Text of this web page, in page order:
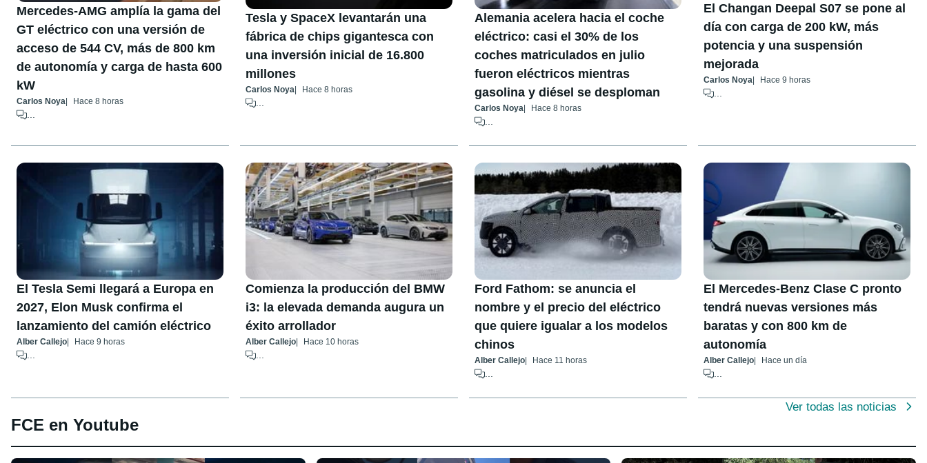
Mercedes-AMG amplía la gama del
GT eléctrico con una versión de
acceso de 544 CV, más de 800 km
de autonomía y carga de hasta 600
kW
Carlos Noya Hace 8 horas
Tesla y SpaceX levantarán una
fábrica de chips gigantesca con
una inversión inicial de 16.800
millones
Carlos Noya Hace 8 horas
...
Alemania acelera hacia el coche
eléctrico: casi el 30% de los
coches matriculados en julio
fueron eléctricos mientras
gasolina y diésel se desploman
Carlos Noya Hace 8 horas
...
El Changan Deepal S07 se pone al
día con carga de 200 kW, más
potencia y una suspensión
mejorada
Carlos Noya Hace 9 horas
El Tesla Semi llegará a Europa en
2027, Elon Musk confirma el
lanzamiento del camión eléctrico
Alber Callejo Hace 9 horas
Comienza la producción del BMW
i3: la elevada demanda augura un
éxito arrollador
Alber Callejo Hace 10 horas
Ford Fathom: se anuncia el
nombre y el precio del eléctrico
que quiere igualar a los modelos
chinos
Alber Callejo Hace 11 horas
El Mercedes-Benz Clase C pronto
tendrá nuevas versiones más
baratas y con 800 km de
autonomía
Alber Callejo Hace un día
Ver todas las noticias
FCE en Youtube